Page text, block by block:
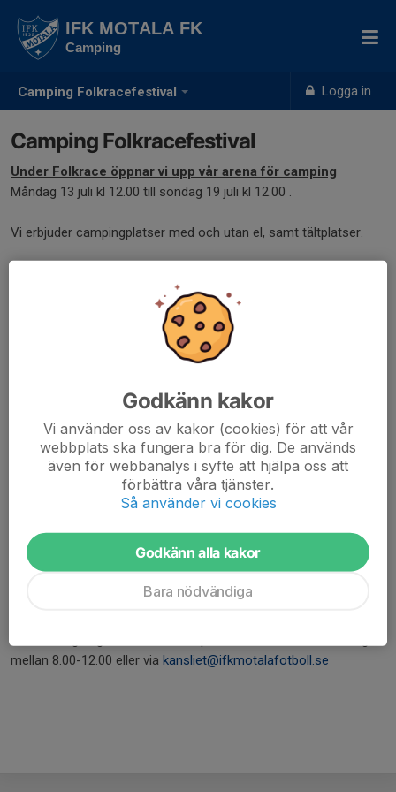
Camping Folkracefestival Logga in
IFK MOTALA FK
Camping
Camping Folkracefestival
Under Folkrace öppnar vi upp vår arena för camping
Måndag 13 juli kl 12.00 till söndag 19 juli kl 12.00 .
Vi erbjuder campingplatser med och utan el, samt tältplatser.
ett mindre omklädningsrum med dusch.
I vårt kök för camping finns flera spisar med ugn, diskbänkar
med diskmöjlighet samt kyl och frys.
Priser (i mån av plats) från 1 juni.
Elplats
500kr/dygn (ev fåtal kvar)
Plats utan el/ tältplats
350kr/dygn
Våra campingvärdar finns på plats för att ta emot er, hjälpa er
hitta rätt och svara på eventuella frågor.
mellan 8.00-12.00 eller via kansliet@ifkmotalafotboll.se
Godkänn kakor
Vi använder oss av kakor (cookies) för att vår
webbplats ska fungera bra för dig. De används
även för webbanalys i syfte att hjälpa oss att
förbättra våra tjänster.
Så använder vi cookies
Godkänn alla kakor
Bara nödvändiga